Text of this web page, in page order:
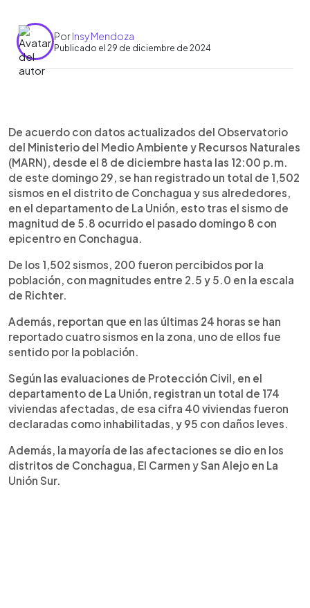
PorInsy Mendoza
Publicado el 29 de diciembre de 2024
Escuchar artículo
De acuerdo con datos actualizados del Observatorio
del Ministerio del Medio Ambiente y Recursos Naturales
(MARN), desde el 8 de diciembre hasta las 12:00 p.m.
de este domingo 29, se han registrado un total de 1,502
sismos en el distrito de Conchagua y sus alrededores,
en el departamento de La Unión, esto tras el sismo de
magnitud de 5.8 ocurrido el pasado domingo 8 con
epicentro en Conchagua.
De los 1,502 sismos, 200 fueron percibidos por la
población, con magnitudes entre 2.5 y 5.0 en la escala
de Richter.
Además, reportan que en las últimas 24 horas se han
reportado cuatro sismos en la zona, uno de ellos fue
sentido por la población.
Según las evaluaciones de Protección Civil, en el
departamento de La Unión, registran un total de 174
viviendas afectadas, de esa cifra 40 viviendas fueron
declaradas como inhabilitadas, y 95 con daños leves.
Además, la mayoría de las afectaciones se dio en los
distritos de Conchagua, El Carmen y San Alejo en La
Unión Sur.